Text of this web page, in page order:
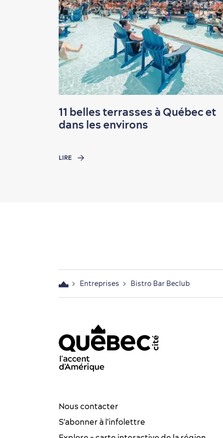
11 belles terrasses à Québec et
dans les environs
LIRE
Entreprises Bistro Bar Beclub
- OTQ - FR
Youtube - OTQ - FR
Instagram - OTQ - bilingue
Pinterest - OTQ - bilingue
TikTok - OTQ - Bilingue
Nous contacter
S'abonner à l'infolettre